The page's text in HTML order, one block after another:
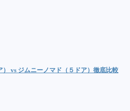
） vs ジムニーノマド（５ドア）徹底比較